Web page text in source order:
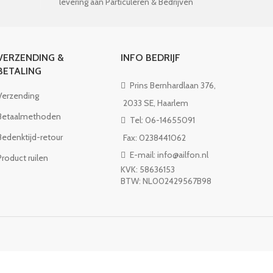
&
retour
ruilen
INFO BEDRIJF
Prins Bernhardlaan 376,
2033 SE, Haarlem
Tel: 06-14655091
Fax: 0238441062
E-mail: info@ailfon.nl
KVK: 58636153
BTW: NL002429567B98